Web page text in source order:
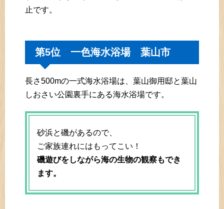
止です。
第5位 一色海水浴場 葉山市
長さ500mの一式海水浴場は、葉山御用邸と葉山
しおさい公園裏手にある海水浴場です。
砂浜と磯があるので、
ご家族連れにはもってこい！
磯遊びをしながら海の生物の観察もでき
ます。